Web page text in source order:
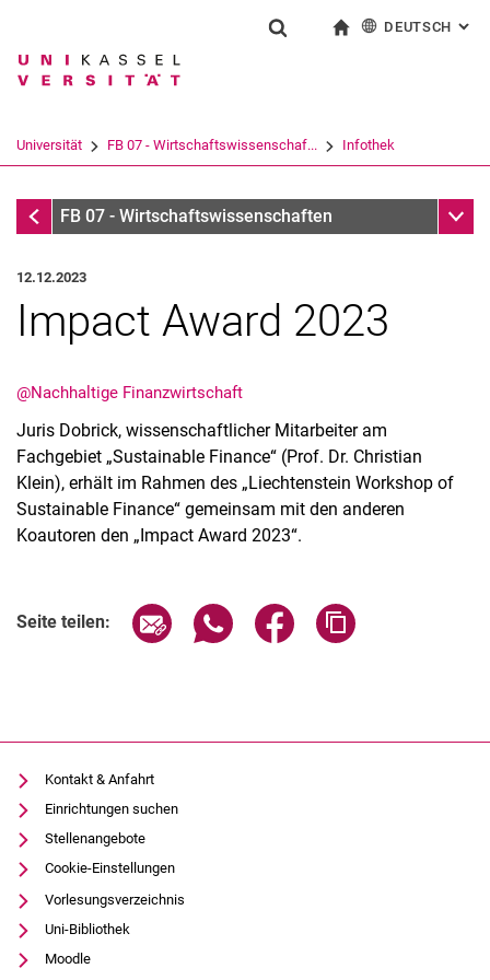
Springe direkt zu: Inhalt
Springe direkt zu: Suche
Springe direkt zu:
Suchbegriff
Suchen (öffnet externen Link in einem
DEUTSCH :
Universität FB 07 - Wirtschaftswissenschaf... Infothek
InfothekFB 07 - Wirtschaftswissenschaften
Aktuelles
12.12.2023
Impact Award 2023
@Nachhaltige Finanzwirtschaft
Juris Dobrick, wissenschaftlicher Mitarbeiter am
Fachgebiet „Sustainable Finance“ (Prof. Dr. Christian
Klein), erhält im Rahmen des „Liechtenstein Workshop of
Sustainable Finance“ gemeinsam mit den anderen
Koautoren den „Impact Award 2023“.
Seite teilen: Seite über E-Mail teilen
Seite über WhatsApp teilen
Seite über Facebook
Kontakt & Anfahrt
Einrichtungen suchen
Stellenangebote
Cookie-Einstellungen
Vorlesungsverzeichnis
Uni-Bibliothek
Moodle